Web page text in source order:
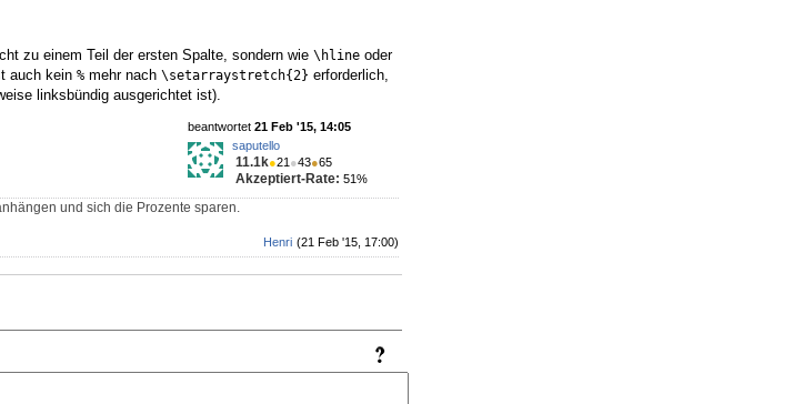
zu einem Teil der ersten Spalte, sondern wie \hline oder
auch kein % mehr nach \setarraystretch{2} erforderlich,
linksbündig ausgerichtet ist).
beantwortet 21 Feb '15, 14:05
saputello
11.1k●21 ●43●65
Akzeptiert-Rate: 51%
und sich die Prozente sparen.
(21 Feb '15, 17:00)
Henri